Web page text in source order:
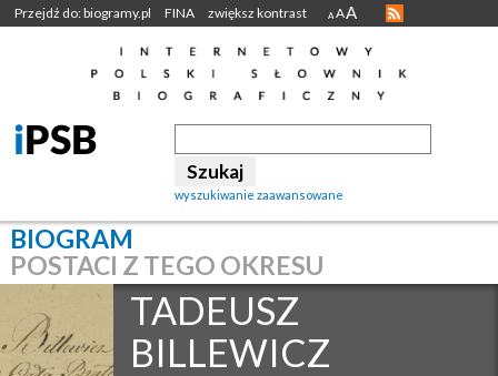
Przejdź do: biogramy.pl FINA zwiększ kontrast A AA
wyszukiwanie zaawansowane
BIOGRAM
POSTACI Z TEGO OKRESU
TADEUSZ
BILLEWICZ